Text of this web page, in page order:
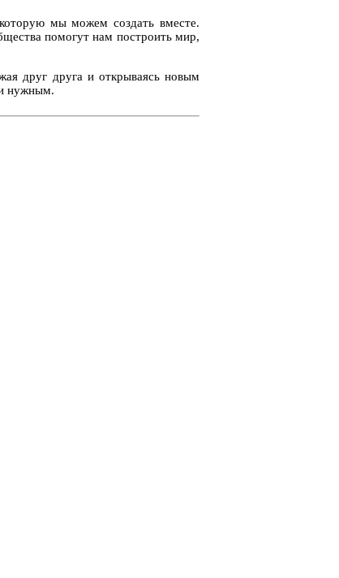
мы можем создать вместе.
помогут нам построить мир,
друг друга и открываясь новым
нужным.